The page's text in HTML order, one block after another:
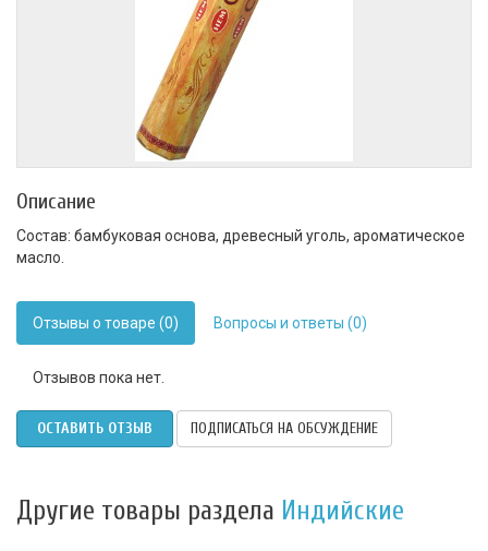
Описание
Состав: бамбуковая основа, древесный уголь, ароматическое
масло.
Отзывы о товаре (0) Вопросы и ответы (0)
Отзывов пока нет.
ОСТАВИТЬ ОТЗЫВ ПОДПИСАТЬСЯ НА ОБСУЖДЕНИЕ
Другие товары раздела Индийские